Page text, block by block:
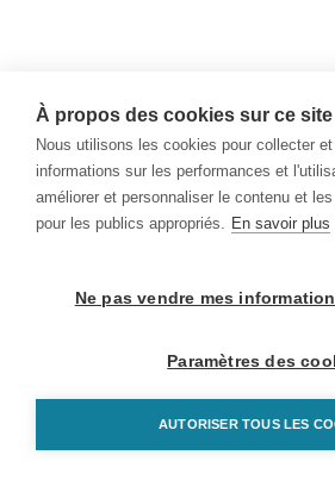
À propos des cookies sur ce site
Nous utilisons les cookies pour collecter
informations sur les performances et
améliorer et personnaliser le contenu et
pour les publics appropriés. En savoir plus
Ne pas vendre mes
Paramètres des
AUTORISER TOUS LES